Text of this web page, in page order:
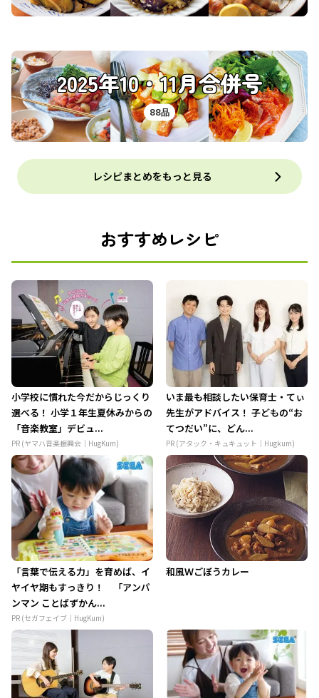
2025年10・11月合併号
88品
レシピまとめをもっと見る
おすすめレシピ
小学校に慣れた今だからじっくり
選べる！ 小学１年生夏休みからの
「音楽教室」デビュ...
PR (ヤマハ音楽振興会｜HugKum)
いま最も相談したい保育士・てぃ
先生がアドバイス！ 子どもの“お
てつだい”に、どん...
PR (アタック・キュキュット｜Hugkum)
「言葉で伝える力」を育めば、イ
ヤイヤ期もすっきり！ 「アンパ
ンマン ことばずかん...
PR (セガフェイブ｜HugKum)
和風Ｗごぼうカレー